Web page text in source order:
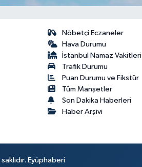
Nöbetçi Eczaneler
Hava Durumu
İstanbul Namaz Vakitleri
Trafik Durumu
Puan Durumu ve Fikstür
Tüm Manşetler
Son Dakika Haberleri
Haber Arşivi
Eyüphaberi